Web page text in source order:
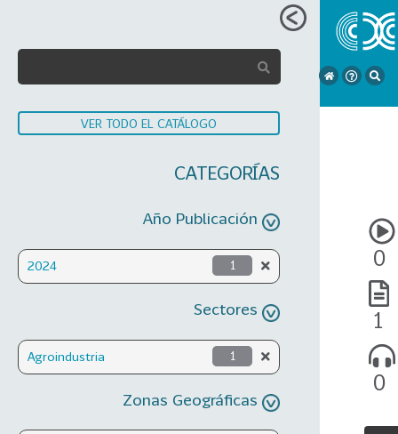
VER TODO EL CATÁLOGO
CATEGORÍAS
Año Publicación
2024 1
Sectores
Agroindustria 1
Zonas Geográficas
0
1
0